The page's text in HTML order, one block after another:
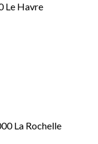
Le Havre
La Rochelle